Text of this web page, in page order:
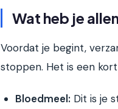
Wat heb je
Voordat je begint,
stoppen. Het is een kort
Bloedmeel: Dit is je